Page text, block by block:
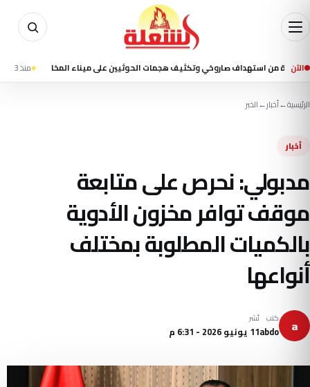
الآن صاروخي وتكثيف هجمات الحوثيين على ميناء المخا منذ 3 ساعة
الرئيسية←أخبار←الخبر
أخبار
مدبولي: نحرص على متابعة
موقف توافر مخزون الأدوية
بالكميات المطلوبة بمختلف
أنواعها
a كتب
abdo
نُشر
11 يونيو 2026 - 6:31 م